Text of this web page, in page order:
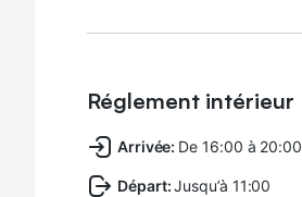
Réglement intérieur
Arrivée: De 16:00 à 20:00
Départ:Jusqu’à 11:00